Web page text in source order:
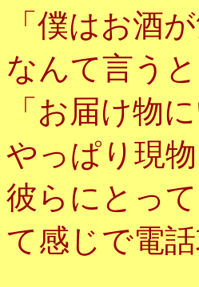
「僕はお酒
なんて言うと
「お届け物
やっぱり現
彼らにとっ
て感じで電